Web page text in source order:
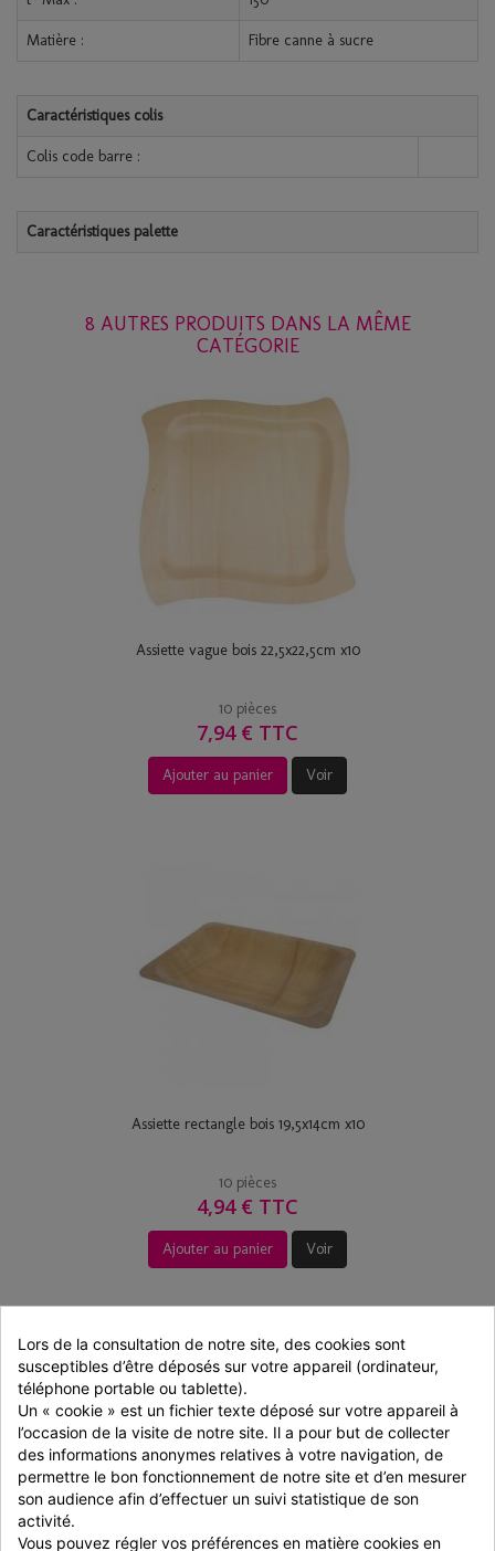
Matière : Fibre canne à sucre
Caractéristiques colis
Colis code barre :
Caractéristiques palette
8 AUTRES PRODUITS DANS LA MÊME
CATÉGORIE
Assiette vague bois 22,5x22,5cm x10
10 pièces
7,94 € TTC
Ajouter au panier Voir
Assiette rectangle bois 19,5x14cm x10
10 pièces
4,94 € TTC
Ajouter au panier Voir
Lors de la consultation de notre site, des cookies sont
susceptibles d’être déposés sur votre appareil (ordinateur,
téléphone portable ou tablette).
Un « cookie » est un fichier texte déposé sur votre appareil à
l’occasion de la visite de notre site. Il a pour but de collecter
des informations anonymes relatives à votre navigation, de
permettre le bon fonctionnement de notre site et d’en mesurer
son audience afin d’effectuer un suivi statistique de son
activité.
Vous pouvez régler vos préférences en matière cookies en